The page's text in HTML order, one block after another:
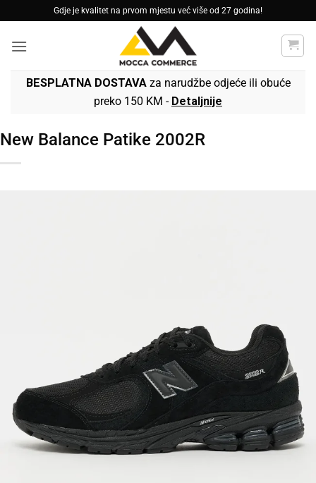
to
content
Gdje je kvalitet na prvom mjestu već više od 27 godina!
BESPLATNA DOSTAVAza narudžbe odjeće ili obuće
preko 150 KM - Detaljnije
New Balance Patike 2002R